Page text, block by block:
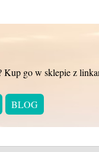
Kup go w sklepie z
BLOG